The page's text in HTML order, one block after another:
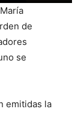
de
se
emitidas la